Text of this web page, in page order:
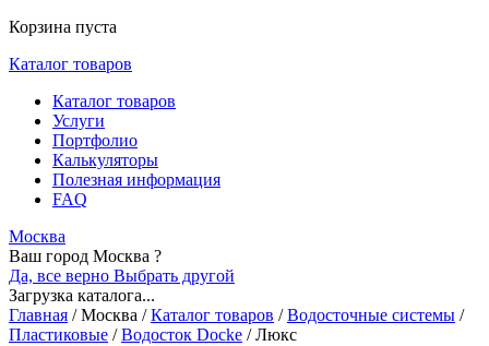
Корзина пуста
Каталог товаров
Каталог товаров
Услуги
Портфолио
Калькуляторы
Полезная информация
FAQ
Москва
Ваш город Москва ?
Да, все верно Выбрать другой
Загрузка каталога...
Главная /Москва / Каталог товаров / Водосточные системы /
Пластиковые / Водосток Docke /Люкс